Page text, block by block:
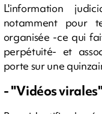
L'information
notamment pour
organisée -ce qui
perpétuité- et
porte sur une
- "Vidéos